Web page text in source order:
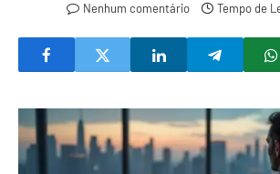
Nenhum comentário
Tempo de